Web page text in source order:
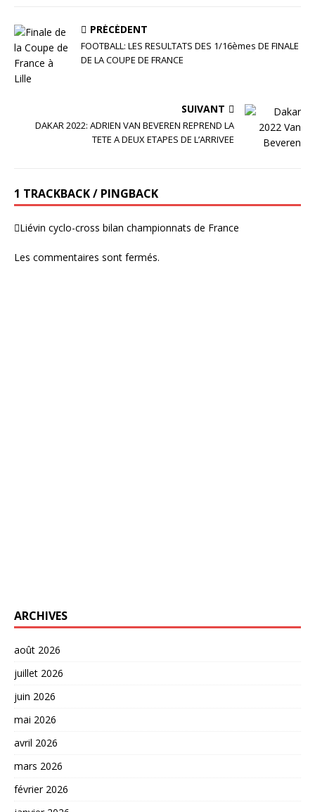
PRÉCÉDENT
FOOTBALL: LES RESULTATS DES 1/16èmes DE FINALE
DE LA COUPE DE FRANCE
SUIVANT
DAKAR 2022: ADRIEN VAN BEVEREN REPREND LA
TETE A DEUX ETAPES DE L’ARRIVEE
1 TRACKBACK / PINGBACK
Liévin cyclo-cross bilan championnats de France
Les commentaires sont fermés.
ARCHIVES
août 2026
juillet 2026
juin 2026
mai 2026
avril 2026
mars 2026
février 2026